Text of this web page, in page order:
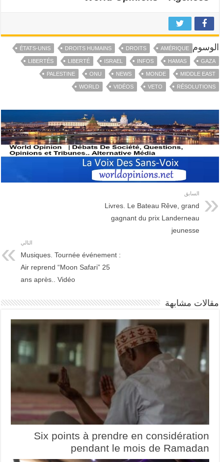
الوسوم AMÉRIQUE
DROITS
DROITS HUMAINS
ÉTATS-UNIS
GAZA
HAMAS
INFOS
ISRAEL
LIBERTÉ
LIBERTÉS
MIDDLE EAST
MONDE
NEWS
ONU
PALESTINE
RÉSOLUTIONS
VETO
VIDÉOS
WORLD
السابق
Livres. Le Bateau Rêve, grand
gagnant du prix Landerneau
jeunesse
التالي
Musiques. Tournée événement :
Air reprend “Moon Safari” 25
ans après.. Vidéo
مقالات مشابهة
Six points à prendre en considération
pendant le mois de Ramadan